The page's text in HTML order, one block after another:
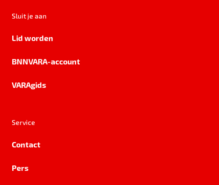
Sluit je aan
Lid worden
BNNVARA-account
VARAgids
Service
Contact
Pers